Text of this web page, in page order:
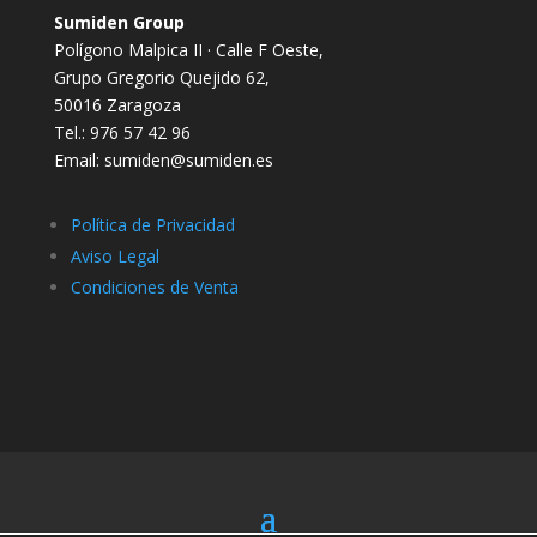
Sumiden Group
Polígono Malpica II · Calle F Oeste,
Grupo Gregorio Quejido 62,
50016 Zaragoza
Tel.: 976 57 42 96
Email: sumiden@sumiden.es
Política de Privacidad
Aviso Legal
Condiciones de Venta